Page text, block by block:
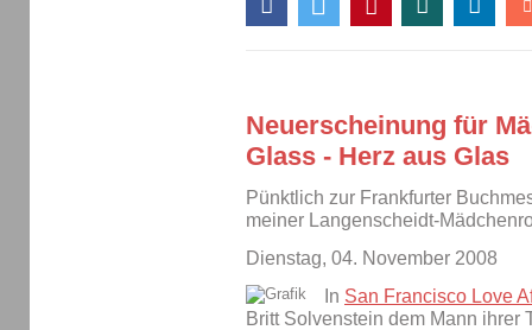
Neuerscheinung für
Glass - Herz aus Glas
Pünktlich zur Frankfurter
meiner Langenscheidt-
Dienstag, 04. November 2008
In San Francisco Love
Britt Solvenstein dem Mann ihrer